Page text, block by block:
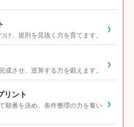
け、規則を見抜く力を育てます。 ›
成させ、逆算する力を鍛えます。 ›
リント
順番を決め、条件整理の力を養い
›